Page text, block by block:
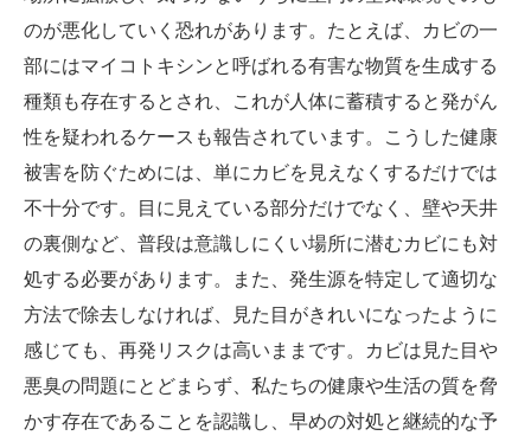
のが悪化していく恐れがあります。たとえば、カビの一
部にはマイコトキシンと呼ばれる有害な物質を生成する
種類も存在するとされ、これが人体に蓄積すると発がん
性を疑われるケースも報告されています。こうした健康
被害を防ぐためには、単にカビを見えなくするだけでは
不十分です。目に見えている部分だけでなく、壁や天井
の裏側など、普段は意識しにくい場所に潜むカビにも対
処する必要があります。また、発生源を特定して適切な
方法で除去しなければ、見た目がきれいになったように
感じても、再発リスクは高いままです。カビは見た目や
悪臭の問題にとどまらず、私たちの健康や生活の質を脅
かす存在であることを認識し、早めの対処と継続的な予